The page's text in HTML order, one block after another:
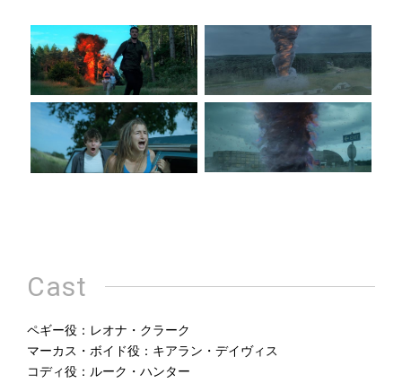
Cast
ペギー役：レオナ・クラーク
マーカス・ボイド役：キアラン・デイヴィス
コディ役：ルーク・ハンター